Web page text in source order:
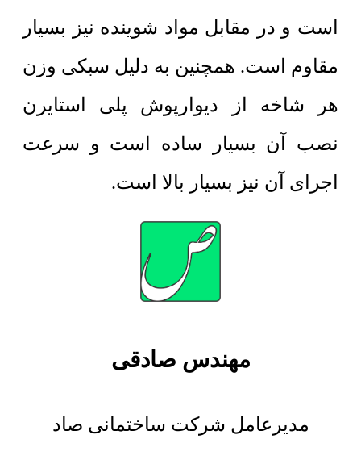
است و در مقابل مواد شوینده نیز بسیار
مقاوم است. همچنین به دلیل سبکی وزن
هر شاخه از دیوارپوش پلی استایرن
نصب آن بسیار ساده است و سرعت
اجرای آن نیز بسیار بالا است.
مهندس صادقی
مدیرعامل شرکت ساختمانی صاد